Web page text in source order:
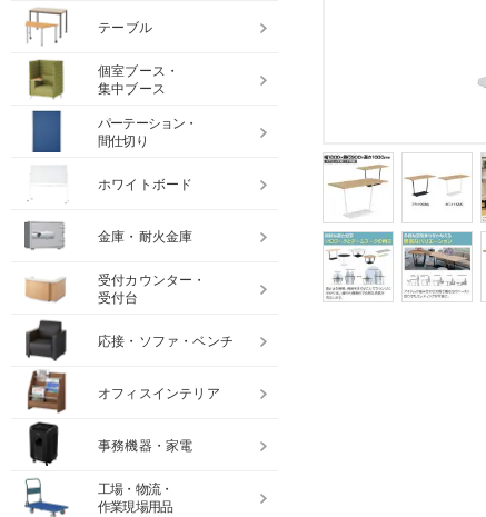
テーブル
個室ブース・
集中ブース
パーテーション・
間仕切り
ホワイトボード
金庫・耐火金庫
受付カウンター・
受付台
応接・ソファ・ベンチ
オフィスインテリア
事務機器・家電
工場・物流・
作業現場用品